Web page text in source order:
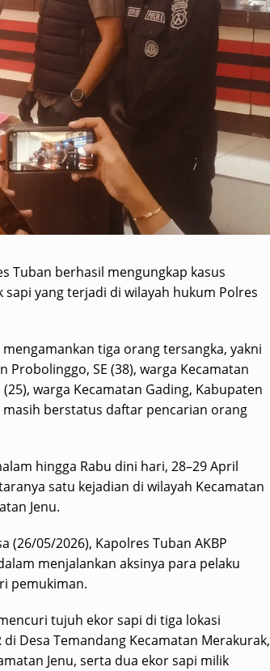
Tuban berhasil mengungkap kasus
yang terjadi di wilayah hukum Polres
tiga orang tersangka, yakni
Probolinggo, SE (38), warga Kecamatan
warga Kecamatan Gading, Kabupaten
berstatus daftar pencarian orang
hingga Rabu dini hari, 28–29 April
satu kejadian di wilayah Kecamatan
Jenu.
(26/05/2026), Kapolres Tuban AKBP
menjalankan aksinya para pelaku
pemukiman.
tujuh ekor sapi di tiga lokasi
Desa Temandang Kecamatan Merakurak,
Jenu, serta dua ekor sapi milik